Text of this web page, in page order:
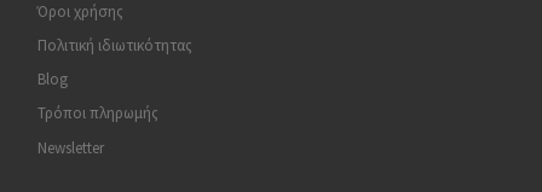
Όροι χρήσης
Πολιτική ιδιωτικότητας
Blog
Τρόποι πληρωμής
Newsletter